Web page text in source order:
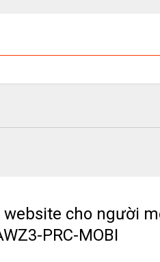
cho người
PRC-MOBI